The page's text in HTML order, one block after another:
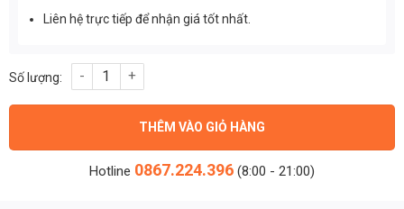
Liên hệ trực tiếp để nhận giá tốt nhất.
Đèn Pha Led 5054 COB TF 300w (TDLF54C-L300) số lượng
THÊM VÀO GIỎ HÀNG
Hotline 0867.224.396 (8:00 - 21:00)